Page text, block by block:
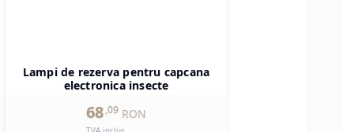
Lampi de rezerva pentru capcana
electronica insecte
68,09 RON